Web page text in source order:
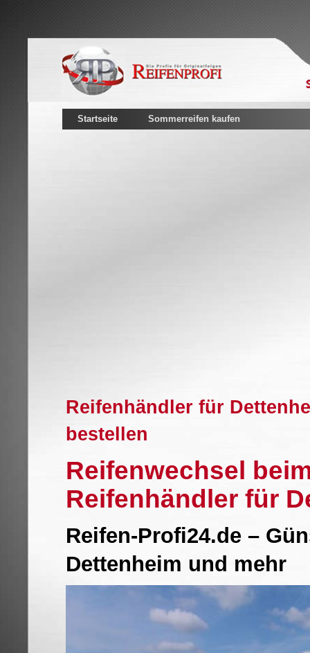
Startseite Sommerreifen kaufen
Reifenhändler für
bestellen
Reifenwechsel
Reifenhändler für
Reifen-Profi24.de –
Dettenheim und mehr